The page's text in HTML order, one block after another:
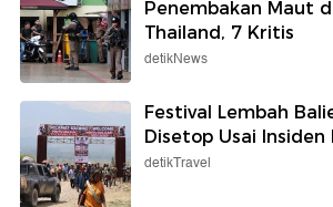
Penembakan Maut
Thailand, 7 Kritis
detikNews
Festival Lembah
Disetop Usai Insiden
detikTravel